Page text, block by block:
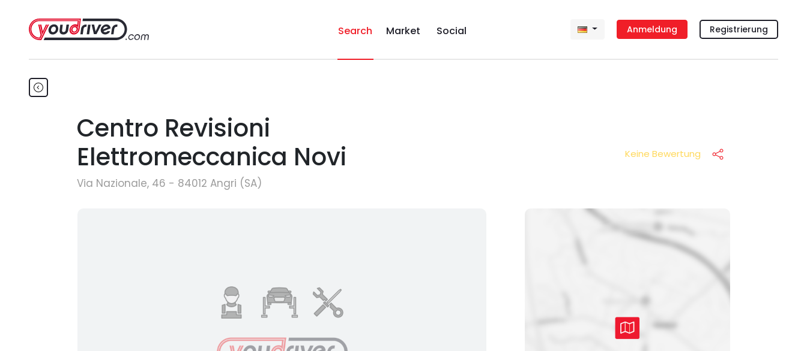
Search Market Social Anmeldung Registrierung
Centro Revisioni
Elettromeccanica Novi
Via Nazionale, 46 - 84012 Angri (SA)
Keine Bewertung